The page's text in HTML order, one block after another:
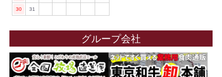
30 31
グループ会社